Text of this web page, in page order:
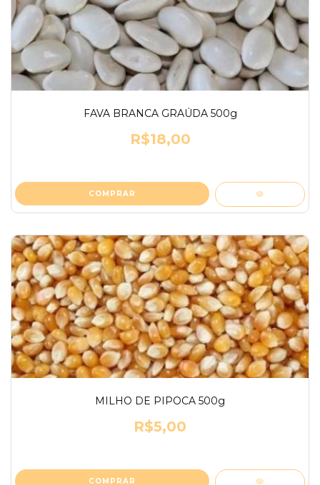
FAVA BRANCA GRAÚDA 500g
R$18,00
MILHO DE PIPOCA 500g
R$5,00